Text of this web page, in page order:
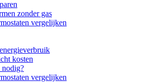
zonder gas
vergelijken
kosten
nodig?
vergelijken